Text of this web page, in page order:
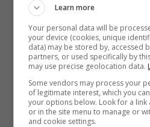
Colazione e
abbracci fatti in casa
Learn more
Your personal data will be
your device (cookies, unique
data) may be stored by, accessed
partners, or used specifically by
may use precise geolocation data.
Some vendors may process your
of legitimate interest, which you
your options below. Look for a
or in the site menu to manage or
and cookie settings.